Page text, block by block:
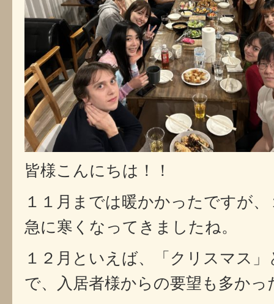
皆様こんにちは！！
１１月までは暖かかったですが
急に寒くなってきましたね。
１２月といえば、「クリスマス
で、入居者様からの要望も多かっ